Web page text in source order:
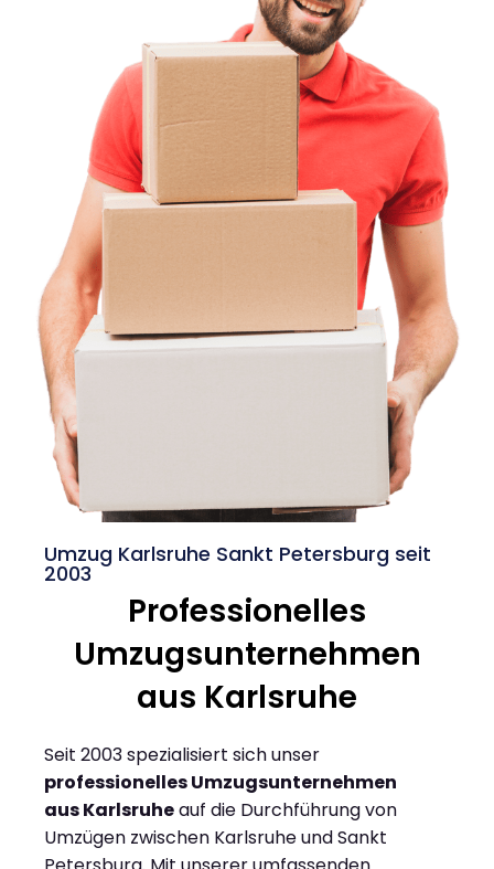
Umzug Karlsruhe Sankt Petersburg seit
2003
Professionelles
Umzugsunternehmen
aus Karlsruhe
Seit 2003 spezialisiert sich unser
professionelles Umzugsunternehmen
aus Karlsruheauf die Durchführung von
Umzügen zwischen Karlsruhe und Sankt